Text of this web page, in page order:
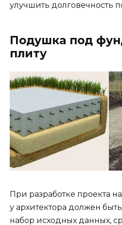
улучшить долговечность
Подушка под
плиту
При разработке проекта
у архитектора должен
набор исходных данных,